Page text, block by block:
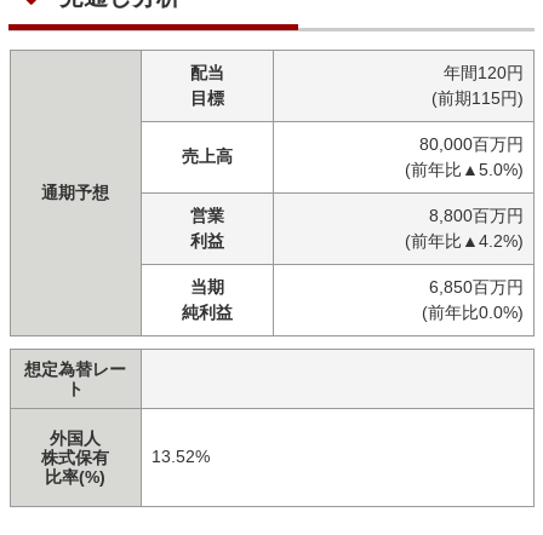
通期予想
配当
目標
年間120円
(前期115円)
売上高
80,000百万円
(前年比▲5.0%)
営業
利益
8,800百万円
(前年比▲4.2%)
当期
純利益
6,850百万円
(前年比0.0%)
想定為替レー
ト
外国人
株式保有
比率(%)
13.52%